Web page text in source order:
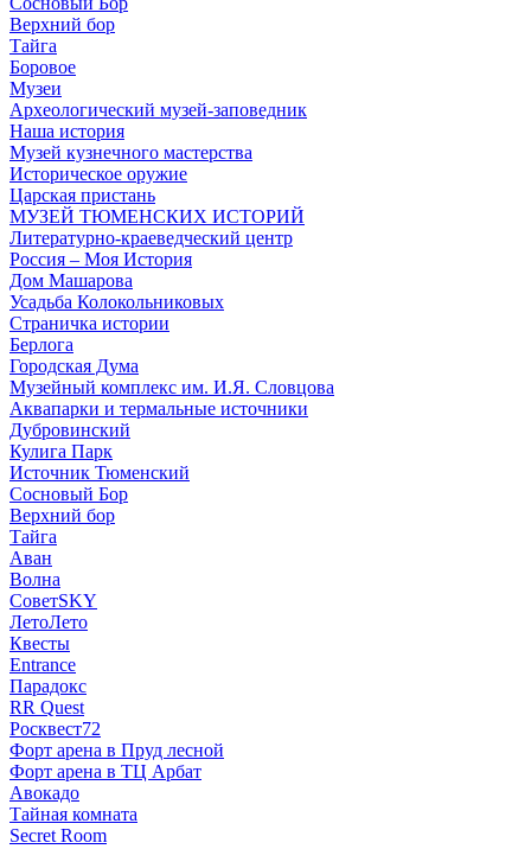
Верхний бор
Тайга
Боровое
Музеи
Археологический музей-заповедник
Наша история
Музей кузнечного мастерства
Историческое оружие
Царская пристань
МУЗЕЙ ТЮМЕНСКИХ ИСТОРИЙ
Литературно-краеведческий центр
Россия – Моя История
Дом Машарова
Усадьба Колокольниковых
Страничка истории
Берлога
Городская Дума
Музейный комплекс им. И.Я. Словцова
Аквапарки и термальные источники
Дубровинский
Кулига Парк
Источник Тюменский
Сосновый Бор
Верхний бор
Тайга
Аван
Волна
СоветSKY
ЛетоЛето
Квесты
Entrance
Парадокс
RR Quest
Росквест72
Форт арена в Пруд лесной
Форт арена в ТЦ Арбат
Авокадо
Тайная комната
Secret Room